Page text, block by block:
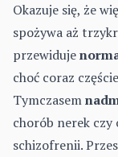
Okazuje się, że
spożywa aż
przewiduje
choć coraz
Tymczasem
chorób nerek czy
schizofrenii.